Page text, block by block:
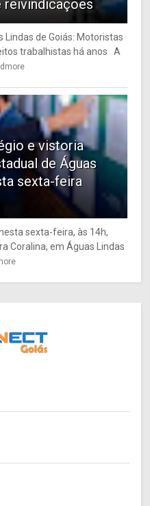
reivindicações
Lindas de Goiás: Motoristas
trabalhistas há anos A
e vistoria
de Águas
sexta-feira
sexta-feira, às 14h,
Coralina, em Águas Lindas